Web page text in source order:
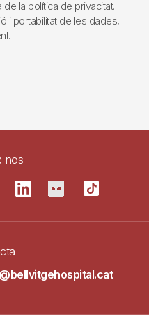
la política de privacitat.
i portabilitat de les dades,
nos